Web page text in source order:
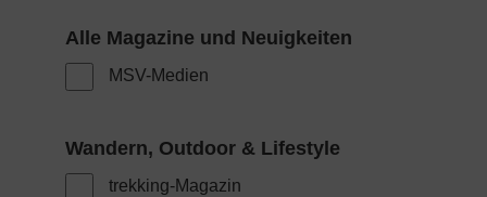
MSV-Medien
trekking-Magazin